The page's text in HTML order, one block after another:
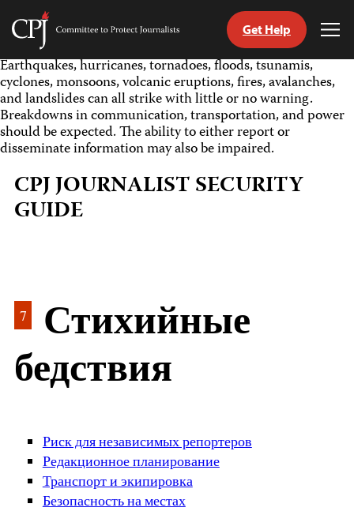
Skip
to
content
Committee
Protect
Journalists
Get Help
Earthquakes, hurricanes, tornadoes, floods, tsunamis,
cyclones, monsoons, volcanic eruptions, fires, avalanches,
and landslides can all strike with little or no warning.
Breakdowns in communication, transportation, and power
should be expected. The ability to either report or
disseminate information may also be impaired.
CPJ JOURNALIST SECURITY
GUIDE
7 Стихийные
бедствия
Риск для независимых репортеров
Редакционное планирование
Транспорт и экипировка
Безопасность на местах